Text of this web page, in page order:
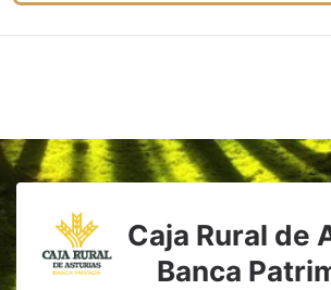
Caja Rural de
Banca